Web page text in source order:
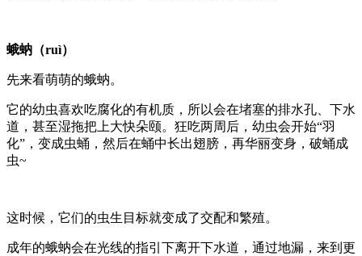
蛾蚋（ruì）
先来看萌萌的蛾蚋。
它的幼虫喜欢吃腐化的有机质，所以会在堵塞的排水孔、下水
道，甚至湿拖把上大快朵颐。狂吃两周后，幼虫会开始“羽
化”，变成虫蛹，然后在蛹中长出翅膀，再华丽变身，破蛹成
虫~
这时候，它们的虫生目标就变成了交配和繁殖。
成年的蛾蚋会在光线的指引下离开下水道，通过地漏，来到更